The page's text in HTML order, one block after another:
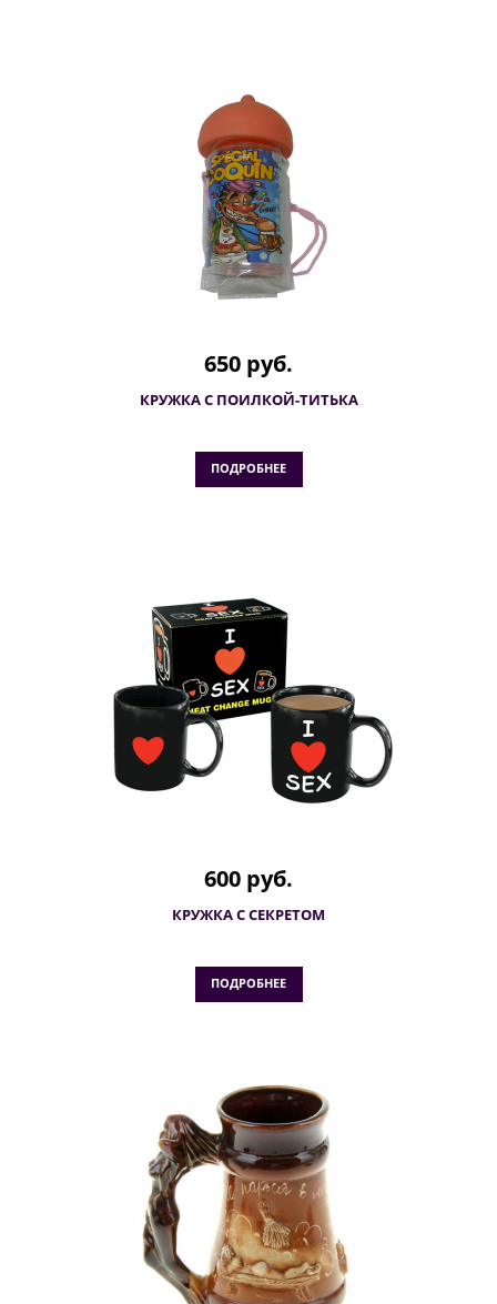
650 руб.
КРУЖКА С ПОИЛКОЙ-ТИТЬКА
ПОДРОБНЕЕ
600 руб.
КРУЖКА С СЕКРЕТОМ
ПОДРОБНЕЕ